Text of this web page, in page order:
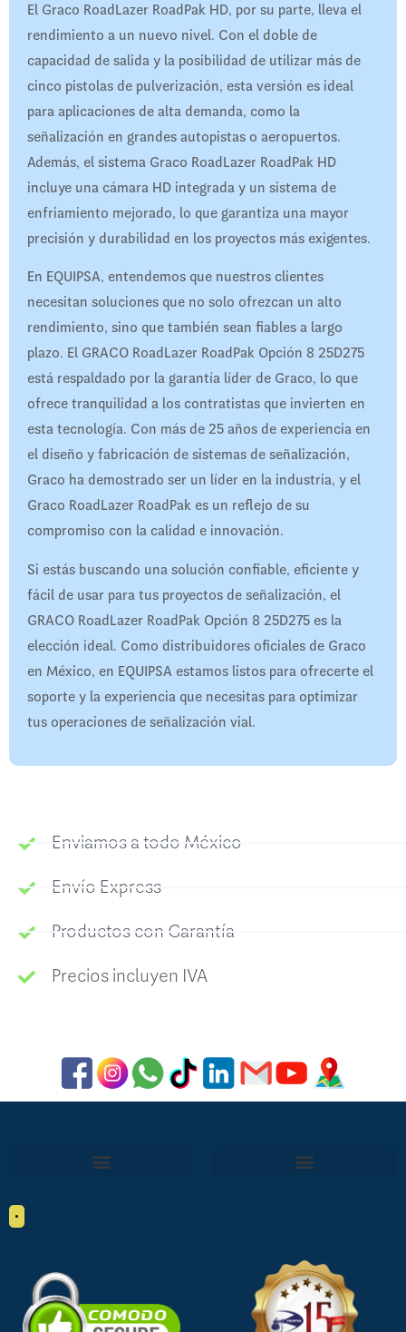
El Graco RoadLazer RoadPak HD, por su parte, lleva el
rendimiento a un nuevo nivel. Con el doble de
capacidad de salida y la posibilidad de utilizar más de
cinco pistolas de pulverización, esta versión es ideal
para aplicaciones de alta demanda, como la
señalización en grandes autopistas o aeropuertos.
Además, el sistema Graco RoadLazer RoadPak HD
incluye una cámara HD integrada y un sistema de
enfriamiento mejorado, lo que garantiza una mayor
precisión y durabilidad en los proyectos más exigentes.
En EQUIPSA, entendemos que nuestros clientes
necesitan soluciones que no solo ofrezcan un alto
rendimiento, sino que también sean fiables a largo
plazo. El GRACO RoadLazer RoadPak Opción 8 25D275
está respaldado por la garantía líder de Graco, lo que
ofrece tranquilidad a los contratistas que invierten en
esta tecnología. Con más de 25 años de experiencia en
el diseño y fabricación de sistemas de señalización,
Graco ha demostrado ser un líder en la industria, y el
Graco RoadLazer RoadPak es un reflejo de su
compromiso con la calidad e innovación.
Si estás buscando una solución confiable, eficiente y
fácil de usar para tus proyectos de señalización, el
GRACO RoadLazer RoadPak Opción 8 25D275 es la
elección ideal. Como distribuidores oficiales de Graco
en México, en EQUIPSA estamos listos para ofrecerte el
soporte y la experiencia que necesitas para optimizar
tus operaciones de señalización vial.
Enviamos a todo México
Envío Express
Productos con Garantía
Precios incluyen IVA
•